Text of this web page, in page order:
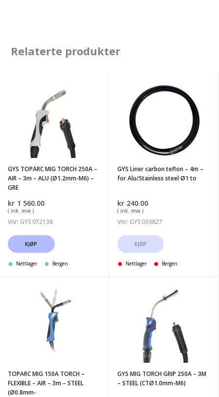
Relaterte produkter
-
3m
ALU
(Ø1.2mm-
M6)
-
GYS TOPARC MIG TORCH 250A –
AIR – 3m – ALU (Ø1.2mm-M6) –
GRE
kr 1 560.00
( ink. mva )
Vnr: GYS 072138
KJØP
Nettlager Bergen
Liner
carbon
teflon
for
Ø1
to
GYS Liner carbon teflon – 4m –
for Alu/Stainless steel Ø1 to
kr 240.00
( ink. mva )
Vnr: GYS 039827
KJØP
Nettlager Bergen
AIR
-
TOPARC MIG 150A TORCH –
FLEXIBLE – AIR – 3m – STEEL
(Ø0.8mm-
-
GYS MIG TORCH GRIP 250A – 3M
– STEEL (CTØ1.0mm-M6)